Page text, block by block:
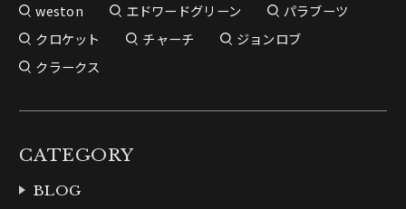
weston
エドワードグリーン
パラブーツ
クロケット
チャーチ
ジョンロブ
クラークス
CATEGORY
BLOG